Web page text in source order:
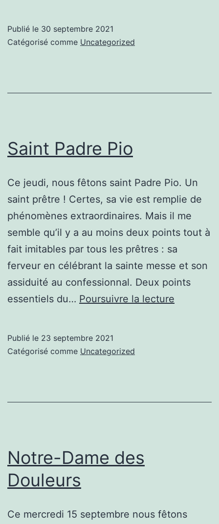
Paul
Publié le 30 septembre 2021
Catégorisé comme Uncategorized
Saint Padre Pio
Ce jeudi, nous fêtons saint Padre Pio. Un
saint prêtre ! Certes, sa vie est remplie de
phénomènes extraordinaires. Mais il me
semble qu’il y a au moins deux points tout à
fait imitables par tous les prêtres : sa
ferveur en célébrant la sainte messe et son
assiduité au confessionnal. Deux points
essentiels du… Poursuivre la lecture
Publié le 23 septembre 2021
Catégorisé comme Uncategorized
Notre-Dame des
Douleurs
Ce mercredi 15 septembre nous fêtons